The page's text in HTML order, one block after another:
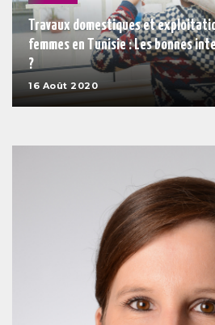
Travaux domestiques et
femmes en Tunisie : Les bonnes
?
16 Août 2020